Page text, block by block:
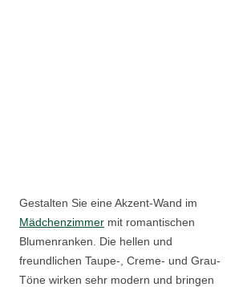
Gestalten Sie eine Akzent-Wand im
Mädchenzimmer mit romantischen
Blumenranken. Die hellen und
freundlichen Taupe-, Creme- und Grau-
Töne wirken sehr modern und bringen